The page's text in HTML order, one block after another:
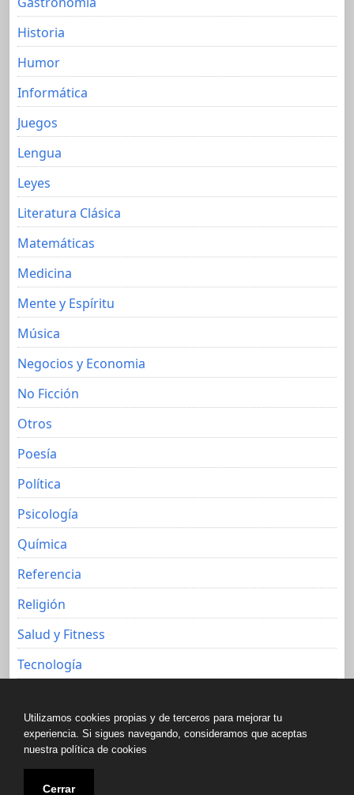
Historia
Humor
Informática
Juegos
Lengua
Leyes
Literatura Clásica
Matemáticas
Medicina
Mente y Espíritu
Música
Negocios y Economia
No Ficción
Otros
Poesía
Política
Psicología
Química
Referencia
Religión
Salud y Fitness
Tecnología
Utilizamos cookies propias y de terceros para mejorar tu
experiencia. Si sigues navegando, consideramos que aceptas
nuestra política de cookies
Cerrar